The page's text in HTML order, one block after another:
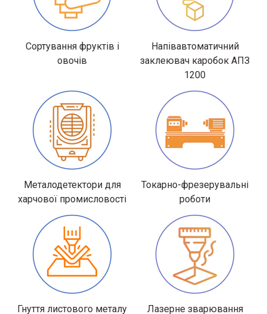
Сортування фруктів і
овочів
Напівавтоматичний
заклеювач каробок АПЗ
1200
Металодетектори для
харчової промисловості
Токарно-фрезерувальні
роботи
Гнуття листового металу Лазерне зварювання